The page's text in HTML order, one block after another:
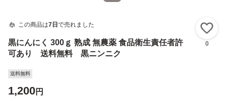
この商品は7日 で売れました
黒にんにく 300ｇ 熟成 無農薬 食品衛生責任者許
可あり 送料無料 黒ニンニク
0
送料無料
1,200円